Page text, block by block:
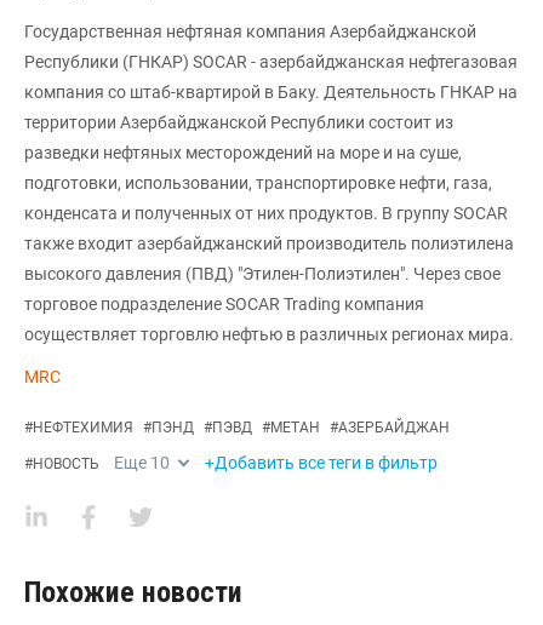
Государственная нефтяная компания Азербайджанской
Республики (ГНКАР) SOCAR - азербайджанская нефтегазовая
компания со штаб-квартирой в Баку. Деятельность ГНКАР на
территории Азербайджанской Республики состоит из
разведки нефтяных месторождений на море и на суше,
подготовки, использовании, транспортировке нефти, газа,
конденсата и полученных от них продуктов. В группу SOCAR
также входит азербайджанский производитель полиэтилена
высокого давления (ПВД) "Этилен-Полиэтилен". Через свое
торговое подразделение SOCAR Trading компания
осуществляет торговлю нефтью в различных регионах мира.
MRC
#НЕФТЕХИМИЯ #ПЭНД #ПЭВД #МЕТАН #АЗЕРБАЙДЖАН
#НОВОСТЬ Еще 10 +Добавить все теги в фильтр
Похожие новости